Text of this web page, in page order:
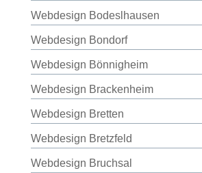
Webdesign Bodeslhausen
Webdesign Bondorf
Webdesign Bönnigheim
Webdesign Brackenheim
Webdesign Bretten
Webdesign Bretzfeld
Webdesign Bruchsal